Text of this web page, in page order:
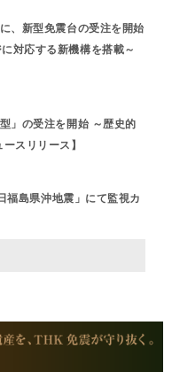
、新型免震台の受注を開始
対応する新機構を搭載～
」の受注を開始 ～歴史的
スリリース】
福島県沖地震」にて監視カ